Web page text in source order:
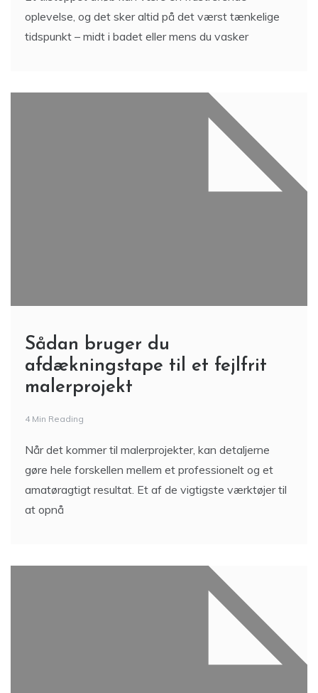
oplevelse, og det sker altid på det værst tænkelige
tidspunkt – midt i badet eller mens du vasker
Sådan bruger du
afdækningstape til et fejlfrit
malerprojekt
4 Min Reading
Når det kommer til malerprojekter, kan detaljerne
gøre hele forskellen mellem et professionelt og et
amatøragtigt resultat. Et af de vigtigste værktøjer til
at opnå